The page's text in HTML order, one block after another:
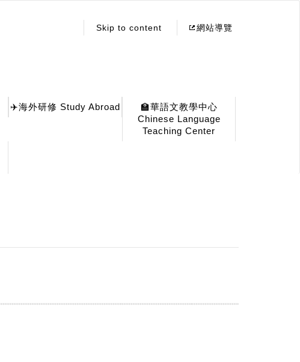
Skip to content 網站導覽
✈️海外研修 Study Abroad
🏫華語文教學中心
Chinese Language
Teaching Center